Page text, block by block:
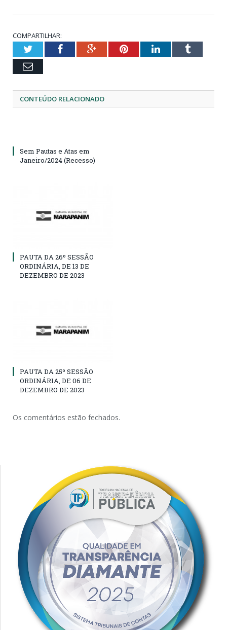
COMPARTILHAR:
TwitterFacebookGoogle+PinterestLinkedInTumblr
Email
CONTEÚDO RELACIONADO
Sem Pautas e Atas em
Janeiro/2024 (Recesso)
PAUTA DA 26º SESSÃO
ORDINÁRIA, DE 13 DE
DEZEMBRO DE 2023
PAUTA DA 25º SESSÃO
ORDINÁRIA, DE 06 DE
DEZEMBRO DE 2023
Os comentários estão fechados.